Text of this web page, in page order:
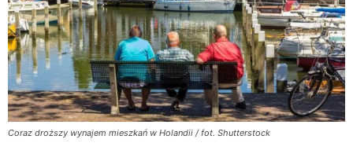
Coraz droższy wynajem mieszkań w Holandii / fot. Shutterstock